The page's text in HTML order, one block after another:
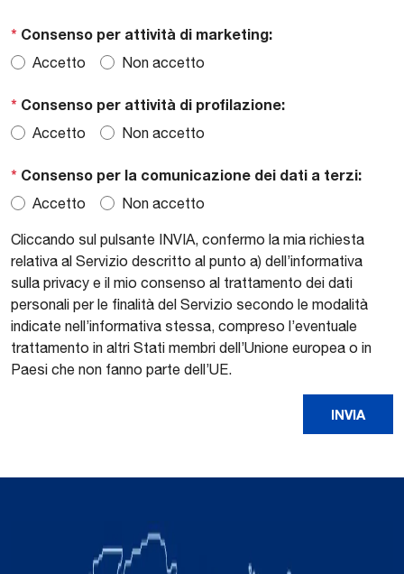
* Consenso per attività di marketing:
Accetto Non accetto
* Consenso per attività di profilazione:
Accetto Non accetto
* Consenso per la comunicazione dei dati a terzi:
Accetto Non accetto
Cliccando sul pulsante INVIA, confermo la mia richiesta
relativa al Servizio descritto al punto a) dell’informativa
sulla privacy e il mio consenso al trattamento dei dati
personali per le finalità del Servizio secondo le modalità
indicate nell’informativa stessa, compreso l’eventuale
trattamento in altri Stati membri dell’Unione europea o in
Paesi che non fanno parte dell’UE.